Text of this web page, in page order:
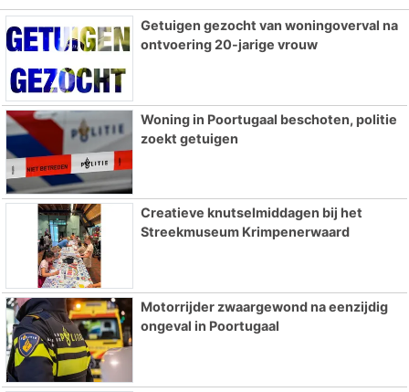
Getuigen gezocht van woningoverval na
ontvoering 20-jarige vrouw
Woning in Poortugaal beschoten, politie
zoekt getuigen
Creatieve knutselmiddagen bij het
Streekmuseum Krimpenerwaard
Motorrijder zwaargewond na eenzijdig
ongeval in Poortugaal